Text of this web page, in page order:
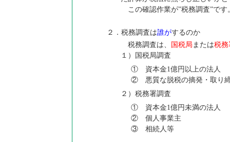
この確認作業が”税務調査”です
２．税務調査は誰がするのか
税務調査は、
国税局 または税務
１）国税局調査
① 資本金1億円以上の法人
② 悪質な脱税の摘発・取り
２）税務署調査
① 資本金1億円未満の法人
② 個人事業主
③ 相続人等